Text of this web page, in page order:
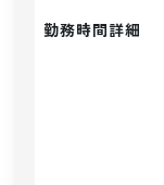
勤務時間詳細